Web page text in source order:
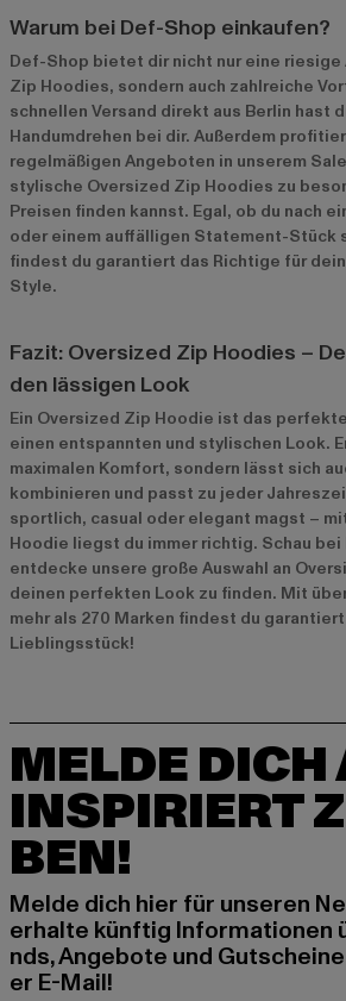
Warum bei Def-Shop einkaufen?
Def-Shop bietet dir nicht nur eine riesige
Zip Hoodies, sondern auch zahlreiche
schnellen Versand direkt aus Berlin hast
Handumdrehen bei dir. Außerdem
regelmäßigen Angeboten in unserem
stylische Oversized Zip Hoodies zu
Preisen finden kannst. Egal, ob du nach
oder einem auffälligen Statement-Stück
findest du garantiert das Richtige für
Style.
Fazit: Oversized Zip Hoodies –
den lässigen Look
Ein Oversized Zip Hoodie ist das
einen entspannten und stylischen Look.
maximalen Komfort, sondern lässt sich
kombinieren und passt zu jeder
sportlich, casual oder elegant magst –
Hoodie liegst du immer richtig. Schau
entdecke unsere große Auswahl an
deinen perfekten Look zu finden. Mit
mehr als 270 Marken findest du
Lieblingsstück!
MELDE DICH
INSPIRIERT
BEN!
Melde dich hier für unseren
erhalte künftig Informationen
nds, Angebote und
er E-Mail!